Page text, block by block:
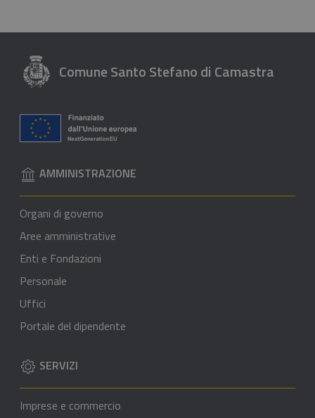
Comune Santo Stefano di Camastra
AMMINISTRAZIONE
Organi di governo
Aree amministrative
Enti e Fondazioni
Personale
Uffici
Portale del dipendente
SERVIZI
Imprese e commercio